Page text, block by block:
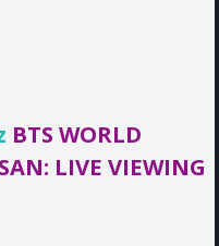
BTS WORLD
LIVE VIEWING